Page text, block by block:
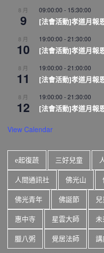
8 月
9
09:00:00 - 15:30:00
[法會活動]孝道月報
8 月
10
19:00:00 -21:30:00
[法會活動]孝道月報
8 月
11
19:00:00 -21:00:00
[法會活動]孝道月報
8 月
12
19:00:00 -21:30:00
[法會活動]孝道月報
View Calendar
e起復蔬 三好兒童
人間通訊社 佛光山
佛光青年 佛誕節
惠中寺 星雲大師
臘八粥 覺居法師